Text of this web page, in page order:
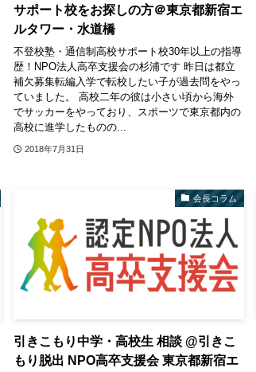
サポート校をお探しの方＠東京都新宿エ
ルタワー・水道橋
不登校塾・通信制高校サポート校30年以上の指導
歴！NPO法人高卒支援会の杉浦です 昨日は都立
補欠募集転編入学で転校したい子が過去問をやっ
ていました。 高校二年の彼は小さい頃から海外
でサッカーをやっており、スポーツで東京都内の
高校に進学したものの...
2018年7月31日
会長コラム
引きこもり中学・高校生 相談 @引きこ
もり脱出 NPO高卒支援会 東京都新宿エ